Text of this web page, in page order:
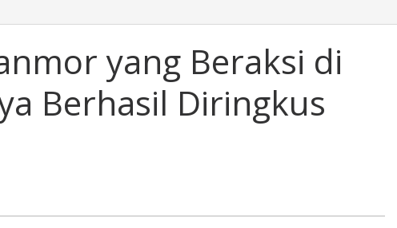
yang Beraksi di
Berhasil Diringkus